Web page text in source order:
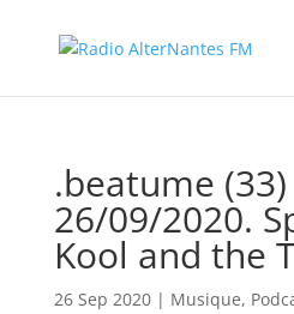
.beatume (33)
26/09/2020.
Kool and the
26 Sep 2020| Musique,